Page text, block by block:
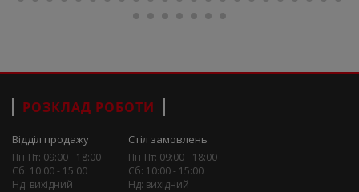
РОЗКЛАД РОБОТИ
Відділ продажу
Пн-Пт: 09:00 - 18:00
Сб: 10:00 - 15:00
Нд: вихідний
Стіл замовлень
Пн-Пт: 09:00 - 18:00
Сб: 10:00 - 15:00
Нд: вихідний